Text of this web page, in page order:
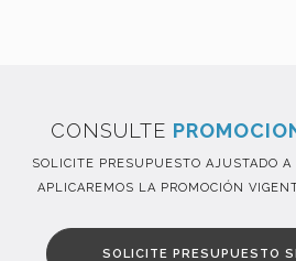
CONSULTE
SOLICITE PRESUPUESTO AJUSTADO
APLICAREMOS LA PROMOCIÓN
SOLICITE PRESUPUESTO